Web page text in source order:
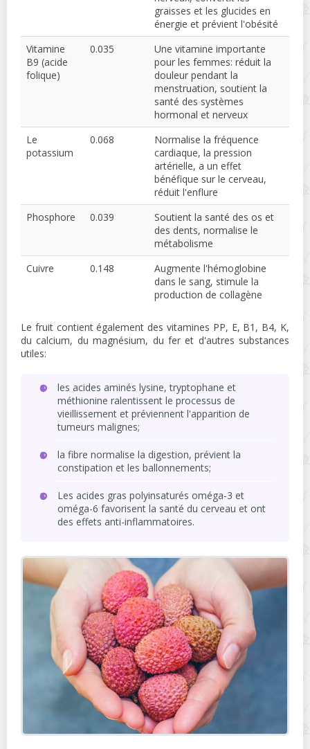
graisses et les glucides en
énergie et prévient l'obésité
Vitamine
B9 (acide
folique)
0.035
Une vitamine importante
pour les femmes: réduit la
douleur pendant la
menstruation, soutient la
santé des systèmes
hormonal et nerveux
Le
potassium
0.068
Normalise la fréquence
cardiaque, la pression
artérielle, a un effet
bénéfique sur le cerveau,
réduit l'enflure
Phosphore
0.039
Soutient la santé des os et
des dents, normalise le
métabolisme
Cuivre
0.148
Augmente l'hémoglobine
dans le sang, stimule la
production de collagène
Le fruit contient également des vitamines PP, E, B1, B4, K,
du calcium, du magnésium, du fer et d'autres substances
utiles:
les acides aminés lysine, tryptophane et
méthionine ralentissent le processus de
vieillissement et préviennent l'apparition de
tumeurs malignes;
la fibre normalise la digestion, prévient la
constipation et les ballonnements;
Les acides gras polyinsaturés oméga-3 et
oméga-6 favorisent la santé du cerveau et ont
des effets anti-inflammatoires.